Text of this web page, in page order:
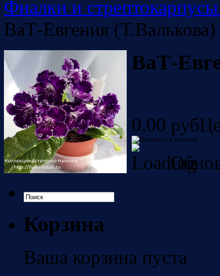
Фиалки и
ВаТ-Евгения (Т.Валькова)
ВаТ-
0.00 руб
Корзина
Ваша корзина пуста